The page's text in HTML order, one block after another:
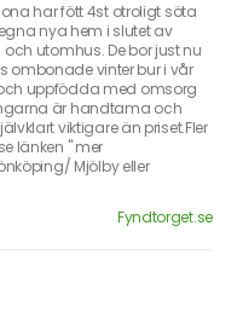
har fött 4st otroligt söta
nya hem i slutet av
utomhus. De bor just nu
ombonade vinter bur i vår
uppfödda med omsorg
är handtama och
viktigare än priset.Fler
länken " mer
Mjölby eller
Fyndtorget.se